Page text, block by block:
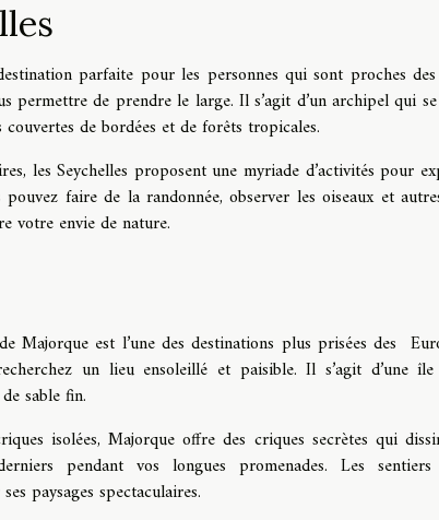
parfaite pour les personnes qui sont proches
permettre de prendre le large. Il s’agit d’un archipel qui
de bordées et de forêts tropicales.
les Seychelles proposent une myriade d’activités pour
faire de la randonnée, observer les oiseaux et
votre envie de nature.
Majorque est l’une des destinations plus prisées des
un lieu ensoleillé et paisible. Il s’agit d’une
sable fin.
isolées, Majorque offre des criques secrètes qui
pendant vos longues promenades. Les
paysages spectaculaires.